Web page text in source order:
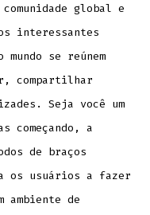
global e
interessantes
se reúnem
compartilhar
Seja você um
começando, a
de braços
os usuários a fazer
ambiente de